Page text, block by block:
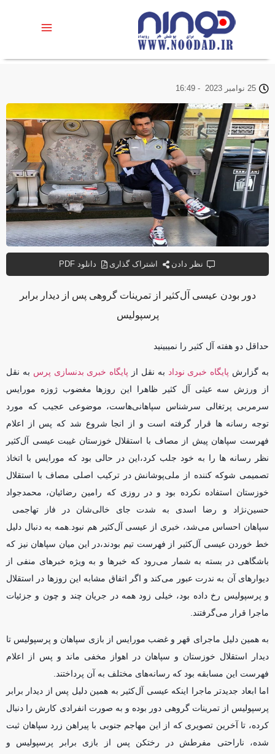
دور بودن عیسی آل‌کثیر از تمرینات گروهی پس از دیدار برابر
پرسپولیس
حداقل دو هفته آل کثیر را نمیبینید
25 نوامبر 2023 -
16:49
نظر دادن اشتراک گذاری دانلود PDF
به گزارش پایگاه خبری نوداد به نقل از پایگاه خبری بدنسازی پرس به نقل
از ورزش سه عیثی آل کثیر ظاهرا این روزها مغضوب ژوزه مورایس
سرمربی پرتغالی سرشناس سپاهانی‌هاست، موضوعی عجیب که مورد
توجه رسانه ها قرار گرفته است و از انجا شروع شد که پس از اعلام
فهرست سپاهان پیش از مصاف با استقلال خوزستان غیبت عیسی آل‌کثیر
نظر رسانه ها را به خود جلب کرد،این در حالی بود که مورایس با اتخاذ
تصمیمی شوکه کننده از ملی‌پوشانش در ترکیب اصلی مصاف با استقلال
خوزستان استفاده نکرده بود و در روزی که رامین رضائیان، محمدجواد
حسین‌نژاد و رضا اسدی به شدت جای خالی‌شان در فاز تهاجمی
سپاهان احساس می‌شد، خبری از عیسی آل‌کثیر هم نبود.همه به دنبال دلیل
خط خوردن عیسی آل‌کثیر از فهرست تیم بودند،در این میان سپاهان نیز که
باشگاهی در بسته به شمار می‌رود که خبرها و به ویژه خبرهای منفی از
دیوارهای آن به ندرت عبور می‌کند و اگر اتفاق مشابه این روزها در استقلال
و پرسپولیس رخ داده بود، خیلی زود همه در جریان چند و چون و جزئیات
ماجرا قرار می‌گرفتند.
به همین دلیل ماجرای قهر و غضب مورایس از بازی سپاهان و پرسپولیس تا
دیدار استقلال خوزستان و سپاهان در اهواز مخفی ماند و پس از اعلام
فهرست این مسابقه بود که رسانه‌های مختلف به آن پرداختند.
اما ابعاد جدیدتر ماجرا اینکه عیسی آل‌کثیر به همین دلیل پس از دیدار برابر
پرسپولیس از تمرینات گروهی دور بوده و به صورت انفرادی کارش را دنبال
کرده، تا آخرین تصویری که از این مهاجم جنوبی با پیراهن زرد سپاهان ثبت
شده، ناراحتی مفرطش در رختکن پس از بازی برابر پرسپولیس و